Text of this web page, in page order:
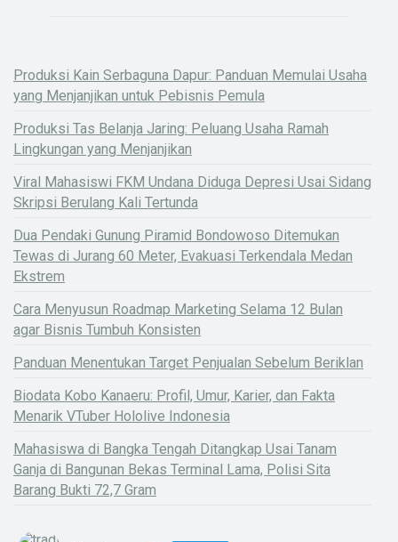
Produksi Kain Serbaguna Dapur: Panduan Memulai Usaha
yang Menjanjikan untuk Pebisnis Pemula
Produksi Tas Belanja Jaring: Peluang Usaha Ramah
Lingkungan yang Menjanjikan
Viral Mahasiswi FKM Undana Diduga Depresi Usai Sidang
Skripsi Berulang Kali Tertunda
Dua Pendaki Gunung Piramid Bondowoso Ditemukan
Tewas di Jurang 60 Meter, Evakuasi Terkendala Medan
Ekstrem
Cara Menyusun Roadmap Marketing Selama 12 Bulan
agar Bisnis Tumbuh Konsisten
Panduan Menentukan Target Penjualan Sebelum Beriklan
Biodata Kobo Kanaeru: Profil, Umur, Karier, dan Fakta
Menarik VTuber Hololive Indonesia
Mahasiswa di Bangka Tengah Ditangkap Usai Tanam
Ganja di Bangunan Bekas Terminal Lama, Polisi Sita
Barang Bukti 72,7 Gram